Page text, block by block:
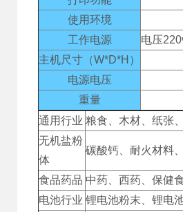
使用环境
工作电源
电压
主机尺寸（W*D*H）
电源电压
重量
通用行业 粮食、木材、纸张
无机盐粉
体
碳酸钙、耐火材料
食品药品 中药、西药、保健
电池行业 锂电池粉末、锂电